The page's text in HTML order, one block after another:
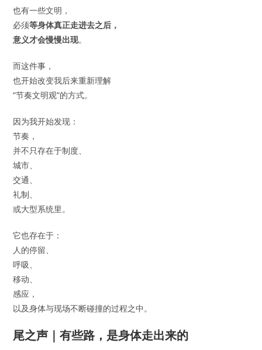
也有一些文明，
必须等身体真正走进去之后，
意义才会慢慢出现。
而这件事，
也开始改变我后来重新理解
“节奏文明观”的方式。
因为我开始发现：
节奏，
并不只存在于制度、
城市、
交通、
礼制、
或大型系统里。
它也存在于：
人的停留、
呼吸、
移动、
感应，
以及身体与现场不断碰撞的过程之中。
尾之声｜有些路，是身体走出来的